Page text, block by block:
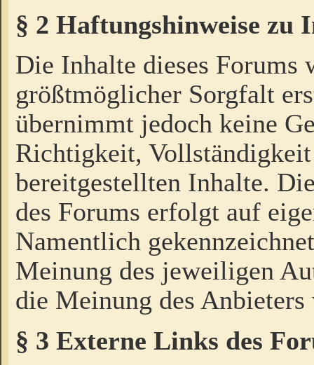
§ 2 Haftungshinweise zu
Die Inhalte dieses Forums
größtmöglicher Sorgfalt
übernimmt jedoch keine
Richtigkeit,
bereitgestellten Inhalte.
des Forums erfolgt auf
Namentlich
Meinung des jeweiligen
die Meinung des Anbieters
§ 3 Externe Links des